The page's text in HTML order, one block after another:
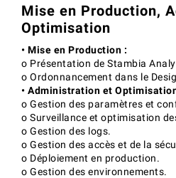
Mise en Production,
Optimisation
• Mise en Production :
o Présentation de Stambia
o Ordonnancement dans le
• Administration et
o Gestion des paramètres et
o Surveillance et optimisation
o Gestion des logs.
o Gestion des accès et de la
o Déploiement en production.
o Gestion des environnements.